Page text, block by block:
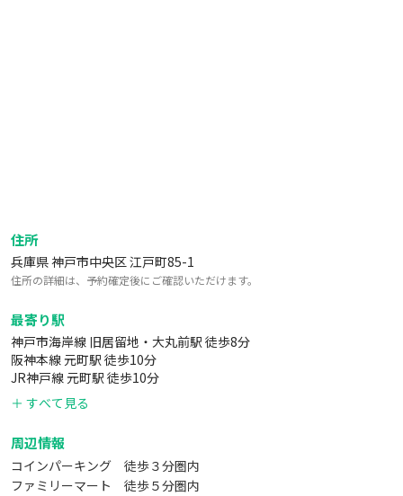
住所
兵庫県 神戸市中央区 江戸町85-1
住所の詳細は、予約確定後にご確認いただけます。
最寄り駅
神戸市海岸線 旧居留地・大丸前駅 徒歩8分
阪神本線 元町駅 徒歩10分
JR神戸線 元町駅 徒歩10分
＋ すべて見る
周辺情報
コインパーキング 徒歩３分圏内
ファミリーマート 徒歩５分圏内